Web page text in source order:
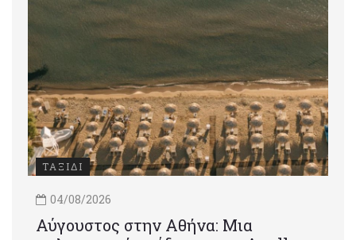
ΤΑΞΙΔΙ
04/08/2026
Αύγουστος στην Αθήνα: Μια